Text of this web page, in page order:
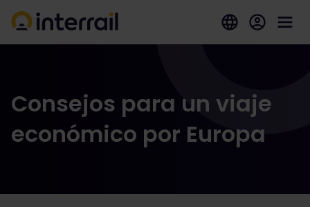
Consejos para un viaje
económico por Europa